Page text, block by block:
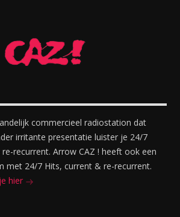
commercieel radiostation dat
irritante presentatie luister je 24/7
recurrent. Arrow CAZ ! heeft ook een
met 24/7 Hits, current & re-recurrent.
hier